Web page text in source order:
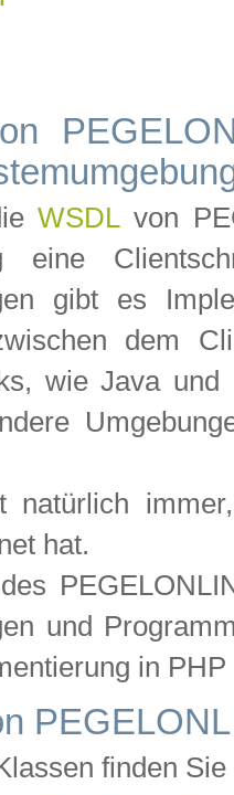
WSDLvon
eine
gibt es
dem
wie Java
natürlich
hat.
und
in
finden